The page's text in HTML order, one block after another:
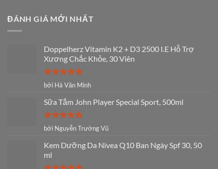
ĐÁNH GIÁ MỚI NHẤT
Doppelherz Vitamin K2 + D3 2500 I.E Hỗ Trợ
Xương Chắc Khỏe, 30 Viên
Được xếp
sao
bởi Hà Văn Minh
Sữa Tắm John Player Special Sport, 500ml
Được xếp
hạng
5
sao
bởi Nguyễn Trường Vũ
Kem Dưỡng Da Nivea Q10 Ban Ngày Spf 30, 50
ml